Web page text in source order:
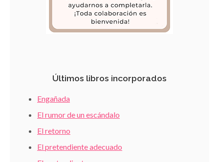
Últimos libros incorporados
Engañada
El rumor de un escándalo
El retorno
El pretendiente adecuado